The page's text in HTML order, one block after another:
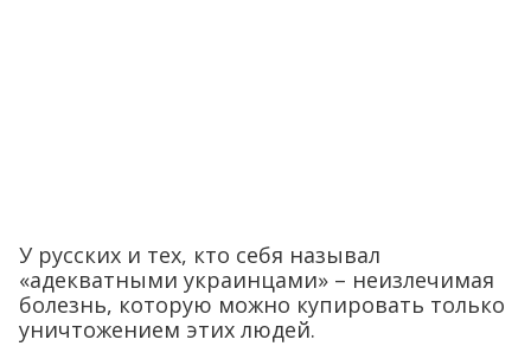
У русских и тех, кто себя называл
«адекватными украинцами» – неизлечимая
болезнь, которую можно купировать только
уничтожением этих людей.